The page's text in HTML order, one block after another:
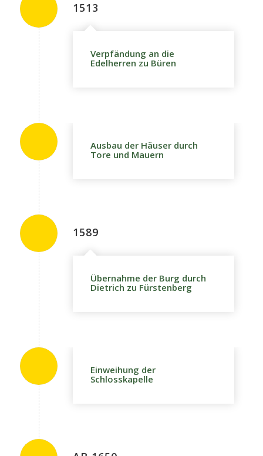
1513
Verpfändung an die
Edelherren zu Büren
Ausbau der Häuser durch
Tore und Mauern
1589
Übernahme der Burg durch
Dietrich zu Fürstenberg
Einweihung der
Schlosskapelle